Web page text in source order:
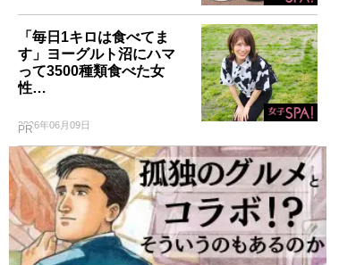
「毎日1キロは食べてま
す」ヨーグルト沼にハマ
って3500種類食べた女
性…
2026年06月09日
PR